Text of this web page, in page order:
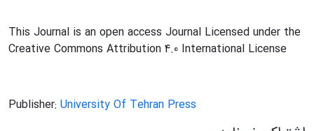
This Journal is an open access Journal Licensed under the
Creative Commons Attribution 4.0 International License
Publisher: University Of Tehran Press